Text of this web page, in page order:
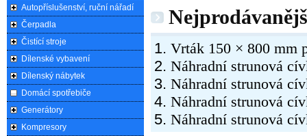
Vrták 150 × 800 mm
Náhradní strunová
Náhradní strunová
Náhradní strunová
Náhradní strunová
Autopříslušenství, ruční nářadí
Čerpadla
Čistící stroje
Dílenské vybavení
Dílenský nábytek
Domácí spotřebiče
Generátory
Kompresory